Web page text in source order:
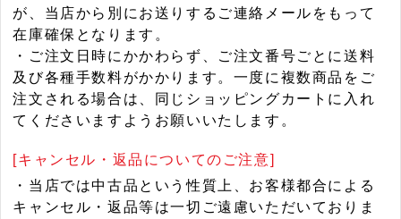
が、当店から別にお送りするご連絡メールをもって
在庫確保となります。
・ご注文日時にかかわらず、ご注文番号ごとに送料
及び各種手数料がかかります。一度に複数商品をご
注文される場合は、同じショッピングカートに入れ
てくださいますようお願いいたします。
[キャンセル・返品についてのご注意]
・当店では中古品という性質上、お客様都合による
キャンセル・返品等は一切ご遠慮いただいておりま